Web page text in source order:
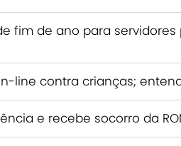
fim de ano para servidores
line contra crianças;
e recebe socorro da